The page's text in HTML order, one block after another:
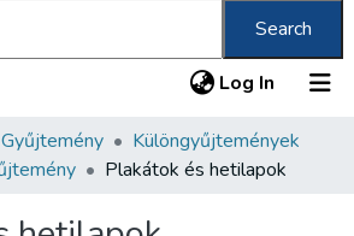
Search
Log In (current)
Különgyűjtemények
Plakátok és hetilapok